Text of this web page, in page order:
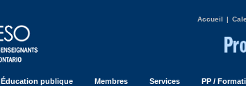
Accueil |
Éducation publique Membres Services PP /